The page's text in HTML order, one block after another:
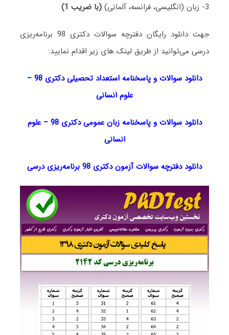
3- زبان (انگلیسی، فرانسه، آلمانی) (با ضریب 1)
جهت دانلود رایگان دفترچه سوالات دکتری 98 برنامه‌ریزی
درسی می‌توانید از طریق لینک های زیر اقدام نمایید:
دانلود سوالات و پاسخنامه استعداد تحصیلی دکتری 98
–
علوم انسانی
دانلود سوالات و پاسخنامه زبان عمومی دکتری 98 – علوم
انسانی
دانلود دفترچه سوالات آزمون دکتری 98 برنامه‌ریزی درسی